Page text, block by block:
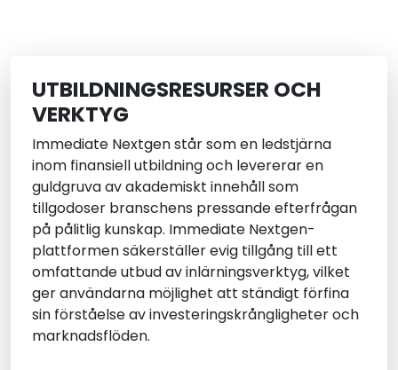
UTBILDNINGSRESURSER OCH
VERKTYG
Immediate Nextgen står som en ledstjärna
inom finansiell utbildning och levererar en
guldgruva av akademiskt innehåll som
tillgodoser branschens pressande efterfrågan
på pålitlig kunskap. Immediate Nextgen-
plattformen säkerställer evig tillgång till ett
omfattande utbud av inlärningsverktyg, vilket
ger användarna möjlighet att ständigt förfina
sin förståelse av investeringskrångligheter och
marknadsflöden.